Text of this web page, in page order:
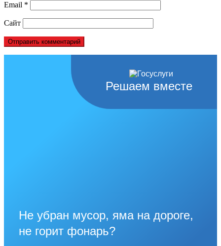
Email *
Сайт
Решаем вместе
Не убран мусор, яма на дороге,
не горит фонарь?